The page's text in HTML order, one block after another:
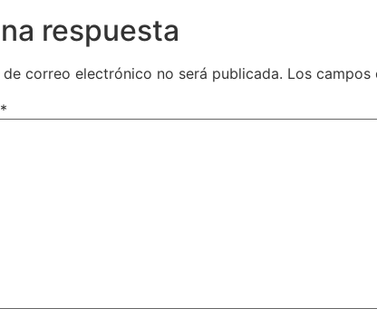
respuesta
correo electrónico no será publicada. Los
*